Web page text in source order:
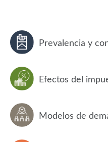
Prevalencia y
Efectos del
Modelos de